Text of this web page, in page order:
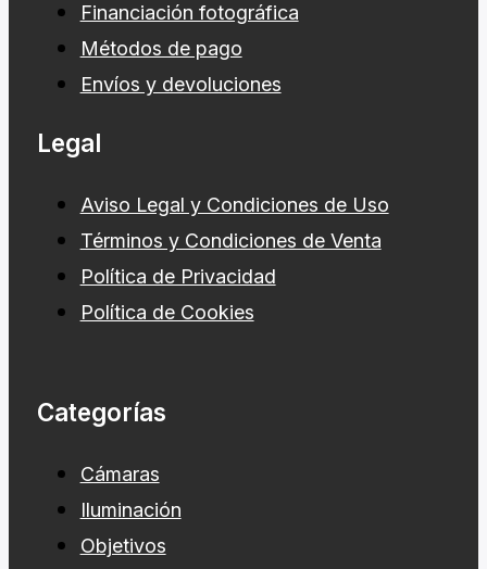
Financiación fotográfica
Métodos de pago
Envíos y devoluciones
Legal
Aviso Legal y Condiciones de Uso
Términos y Condiciones de Venta
Política de Privacidad
Política de Cookies
Categorías
Cámaras
Iluminación
Objetivos